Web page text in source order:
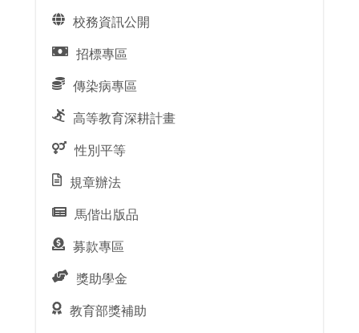
校務資訊公開
招標專區
傳染病專區
高等教育深耕計畫
性別平等
規章辦法
馬偕出版品
募款專區
獎助學金
教育部獎補助